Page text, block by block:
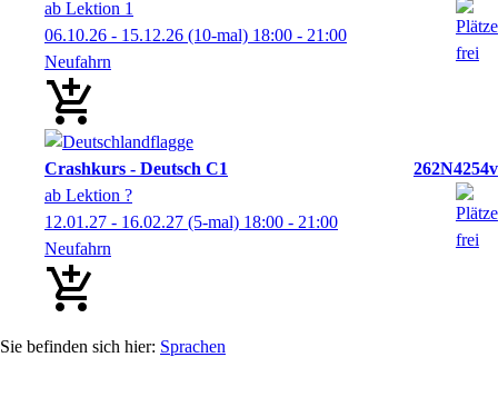
ab Lektion 1
06.10.26 - 15.12.26 (10-mal) 18:00 - 21:00
Neufahrn
Crashkurs - Deutsch C1
262N4254v
ab Lektion ?
12.01.27 - 16.02.27 (5-mal) 18:00 - 21:00
Neufahrn
Sprachen